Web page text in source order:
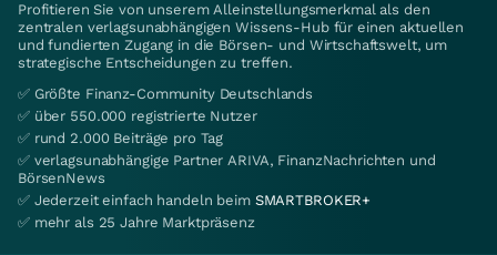
Profitieren Sie von unserem Alleinstellungsmerkmal als den
zentralen verlagsunabhängigen Wissens-Hub für einen aktuellen
und fundierten Zugang in die Börsen- und Wirtschaftswelt, um
strategische Entscheidungen zu treffen.
✅ Größte Finanz-Community Deutschlands
✅ über 550.000 registrierte Nutzer
✅ rund 2.000 Beiträge pro Tag
✅ verlagsunabhängige Partner ARIVA, FinanzNachrichten und
BörsenNews
✅ Jederzeit einfach handeln beim SMARTBROKER+
✅ mehr als 25 Jahre Marktpräsenz